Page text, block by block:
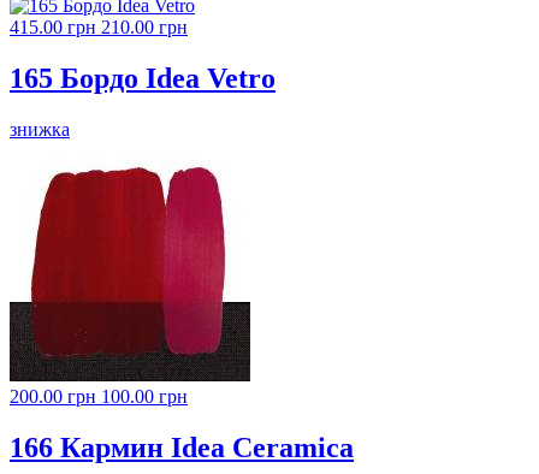
415.00 грн 210.00 грн
165 Бордо Idea Vetro
знижка
200.00 грн 100.00 грн
166 Кармин Idea Ceramica